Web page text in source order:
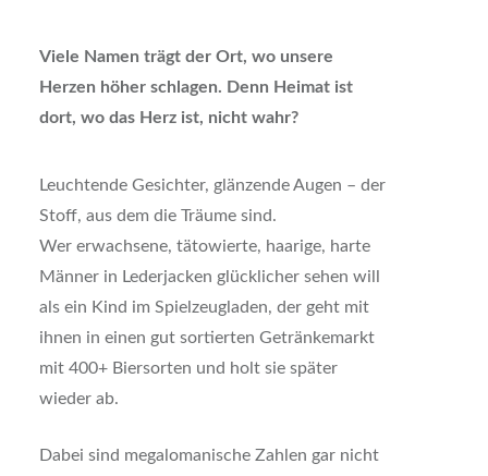
Viele Namen trägt der Ort, wo unsere
Herzen höher schlagen. Denn Heimat ist
dort, wo das Herz ist, nicht wahr?
Leuchtende Gesichter, glänzende Augen – der
Stoff, aus dem die Träume sind.
Wer erwachsene, tätowierte, haarige, harte
Männer in Lederjacken glücklicher sehen will
als ein Kind im Spielzeugladen, der geht mit
ihnen in einen gut sortierten Getränkemarkt
mit 400+ Biersorten und holt sie später
wieder ab.
Dabei sind megalomanische Zahlen gar nicht